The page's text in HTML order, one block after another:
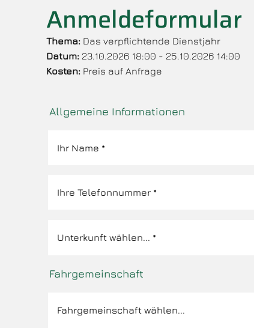
Anmeldeformular
Thema: Das verpflichtende Dienstjahr
Datum: 23.10.2026 18:00 - 25.10.2026 14:00
Kosten: Preis auf Anfrage
Allgemeine Informationen
Fahrgemeinschaft